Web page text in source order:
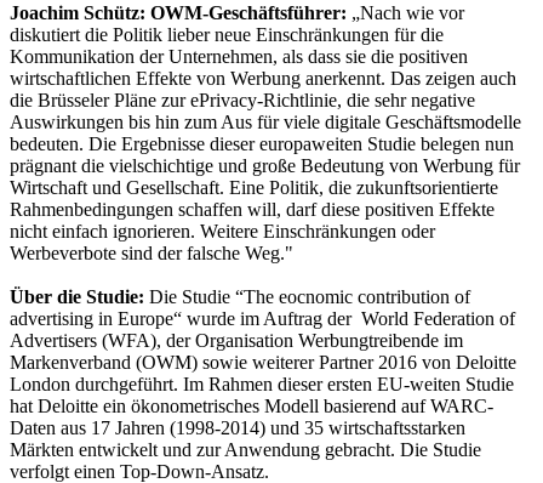
Joachim Schütz: OWM-Geschäftsführer: „Nach wie vor
diskutiert die Politik lieber neue Einschränkungen für die
Kommunikation der Unternehmen, als dass sie die positiven
wirtschaftlichen Effekte von Werbung anerkennt. Das zeigen auch
die Brüsseler Pläne zur ePrivacy-Richtlinie, die sehr negative
Auswirkungen bis hin zum Aus für viele digitale Geschäftsmodelle
bedeuten. Die Ergebnisse dieser europaweiten Studie belegen nun
prägnant die vielschichtige und große Bedeutung von Werbung für
Wirtschaft und Gesellschaft. Eine Politik, die zukunftsorientierte
Rahmenbedingungen schaffen will, darf diese positiven Effekte
nicht einfach ignorieren. Weitere Einschränkungen oder
Werbeverbote sind der falsche Weg."
Über die Studie: Die Studie “The eocnomic contribution of
advertising in Europe“ wurde im Auftrag der World Federation of
Advertisers (WFA), der Organisation Werbungtreibende im
Markenverband (OWM) sowie weiterer Partner 2016 von Deloitte
London durchgeführt. Im Rahmen dieser ersten EU-weiten Studie
hat Deloitte ein ökonometrisches Modell basierend auf WARC-
Daten aus 17 Jahren (1998-2014) und 35 wirtschaftsstarken
Märkten entwickelt und zur Anwendung gebracht. Die Studie
verfolgt einen Top-Down-Ansatz.